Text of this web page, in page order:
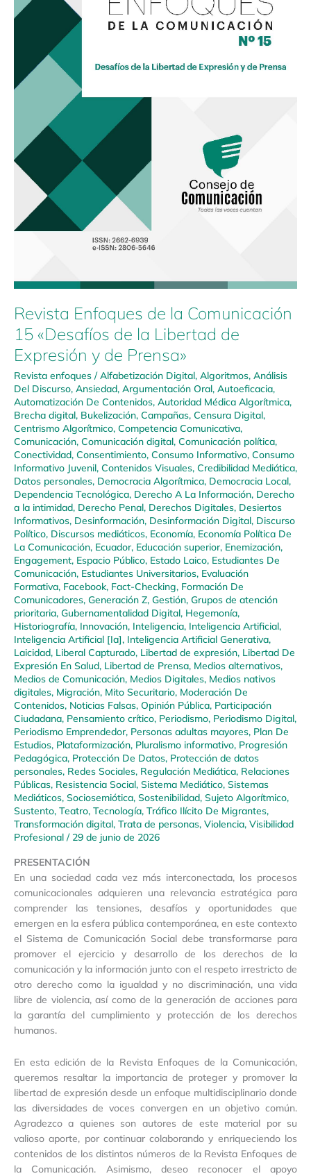
Revista Enfoques de la Comunicación
15 «Desafíos de la Libertad de
Expresión y de Prensa»
Revista enfoques /Alfabetización Digital, Algoritmos, Análisis
Del Discurso, Ansiedad, Argumentación Oral, Autoeficacia,
Automatización De Contenidos, Autoridad Médica Algorítmica,
Brecha digital, Bukelización, Campañas, Censura Digital,
Centrismo Algorítmico, Competencia Comunicativa,
Comunicación, Comunicación digital, Comunicación política,
Conectividad, Consentimiento, Consumo Informativo, Consumo
Informativo Juvenil, Contenidos Visuales, Credibilidad Mediática,
Datos personales, Democracia Algorítmica, Democracia Local,
Dependencia Tecnológica, Derecho A La Información, Derecho
a la intimidad, Derecho Penal, Derechos Digitales, Desiertos
Informativos, Desinformación, Desinformación Digital, Discurso
Político, Discursos mediáticos, Economía, Economía Política De
La Comunicación, Ecuador, Educación superior, Enemización,
Engagement, Espacio Público, Estado Laico, Estudiantes De
Comunicación, Estudiantes Universitarios, Evaluación
Formativa, Facebook, Fact-Checking, Formación De
Comunicadores, Generación Z, Gestión, Grupos de atención
prioritaria, Gubernamentalidad Digital, Hegemonía,
Historiografía, Innovación, Inteligencia, Inteligencia Artificial,
Inteligencia Artificial [Ia], Inteligencia Artificial Generativa,
Laicidad, Liberal Capturado, Libertad de expresión, Libertad De
Expresión En Salud, Libertad de Prensa, Medios alternativos,
Medios de Comunicación, Medios Digitales, Medios nativos
digitales, Migración, Mito Securitario, Moderación De
Contenidos, Noticias Falsas, Opinión Pública, Participación
Ciudadana, Pensamiento crítico, Periodismo, Periodismo Digital,
Periodismo Emprendedor, Personas adultas mayores, Plan De
Estudios, Plataformización, Pluralismo informativo, Progresión
Pedagógica, Protección De Datos, Protección de datos
personales, Redes Sociales, Regulación Mediática, Relaciones
Públicas, Resistencia Social, Sistema Mediático, Sistemas
Mediáticos, Sociosemiótica, Sostenibilidad, Sujeto Algorítmico,
Sustento, Teatro, Tecnología, Tráfico Ilícito De Migrantes,
Transformación digital, Trata de personas, Violencia, Visibilidad
Profesional / 29 de junio de 2026
PRESENTACIÓN
En una sociedad cada vez más interconectada, los procesos
comunicacionales adquieren una relevancia estratégica para
comprender las tensiones, desafíos y oportunidades que
emergen en la esfera pública contemporánea, en este contexto
el Sistema de Comunicación Social debe transformarse para
promover el ejercicio y desarrollo de los derechos de la
comunicación y la información junto con el respeto irrestricto de
otro derecho como la igualdad y no discriminación, una vida
libre de violencia, así como de la generación de acciones para
la garantía del cumplimiento y protección de los derechos
humanos.
En esta edición de la Revista Enfoques de la Comunicación,
queremos resaltar la importancia de proteger y promover la
libertad de expresión desde un enfoque multidisciplinario donde
las diversidades de voces convergen en un objetivo común.
Agradezco a quienes son autores de este material por su
valioso aporte, por continuar colaborando y enriqueciendo los
contenidos de los distintos números de la Revista Enfoques de
la Comunicación. Asimismo, deseo reconocer el apoyo
de
Expresión
y